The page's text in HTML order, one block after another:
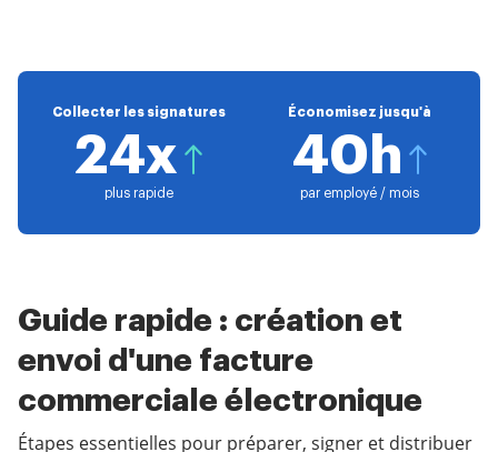
Collecter les signatures
24x
plus rapide
Économisez jusqu'à
40h
par employé / mois
Guide rapide : création et
envoi d'une facture
commerciale électronique
Étapes essentielles pour préparer, signer et distribuer